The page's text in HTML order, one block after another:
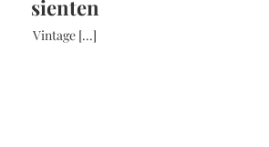
sienten
Vintage [...]